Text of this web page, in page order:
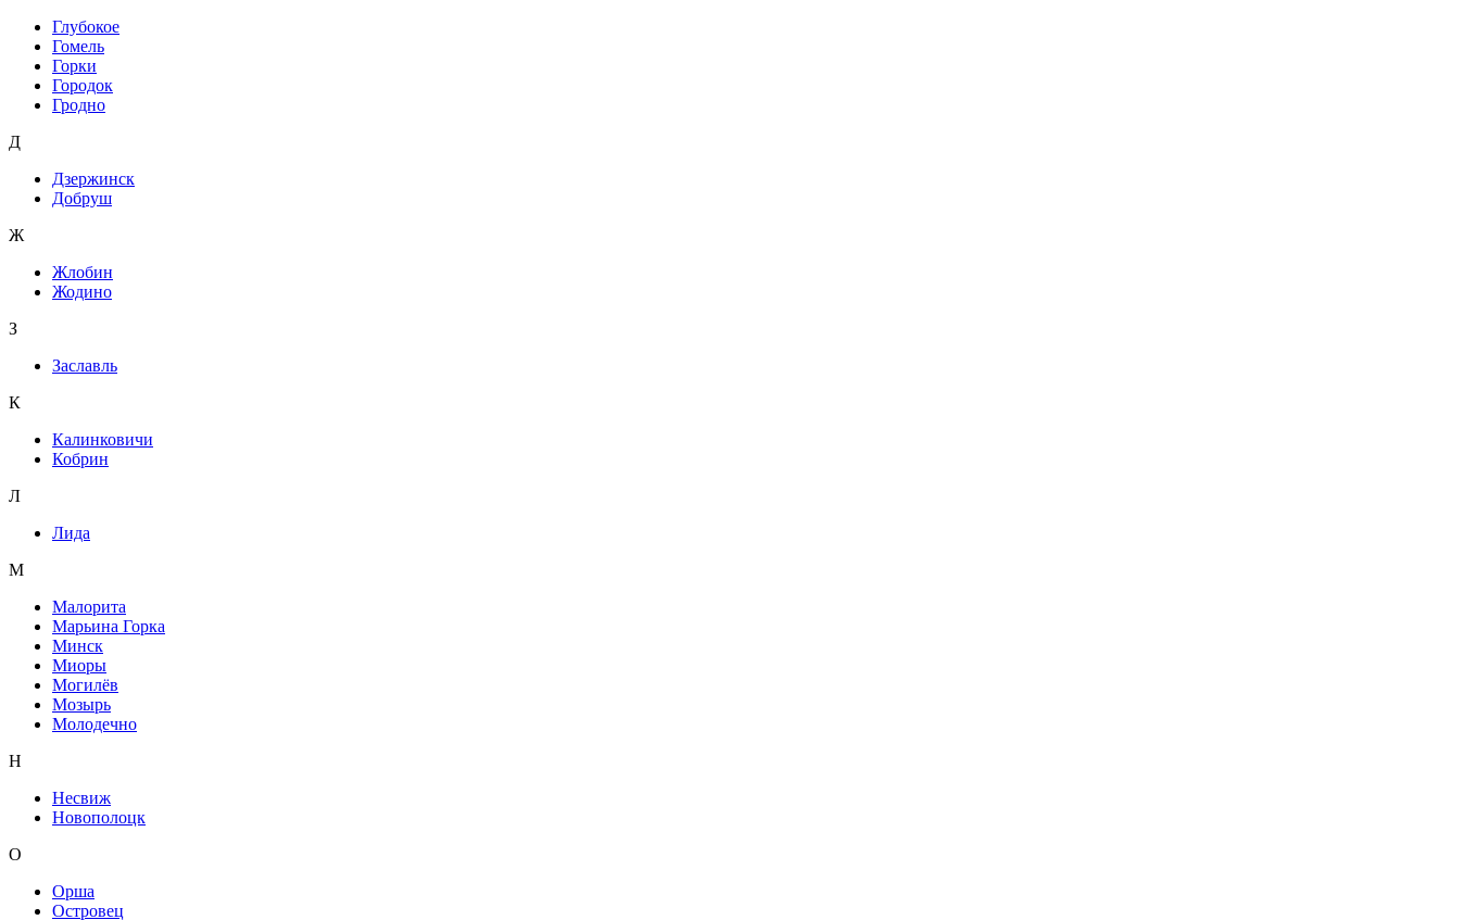
Глубокое
Гомель
Горки
Городок
Гродно
Д
Дзержинск
Добруш
Ж
Жлобин
Жодино
З
Заславль
К
Калинковичи
Кобрин
Л
Лида
М
Малорита
Марьина Горка
Минск
Миоры
Могилёв
Мозырь
Молодечно
Н
Несвиж
Новополоцк
О
Орша
Островец